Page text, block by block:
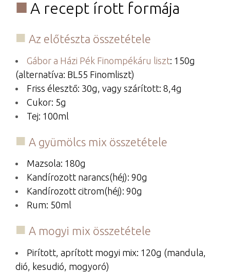
A recept írott formája
Az előtészta összetétele
Gábor a Házi Pék Finompékáru liszt: 150g
(alternatíva: BL55 Finomliszt)
Friss élesztő: 30g, vagy szárított: 8,4g
Cukor: 5g
Tej: 100ml
A gyümölcs mix összetétele
Mazsola: 180g
Kandírozott narancs(héj): 90g
Kandírozott citrom(héj): 90g
Rum: 50ml
A mogyi mix összetétele
Pirított, aprított mogyi mix: 120g (mandula,
dió, kesudió, mogyoró)